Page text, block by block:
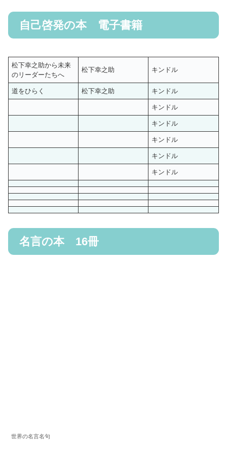
自己啓発の本 電子書籍
松下幸之助から未来
のリーダーたちへ
松下幸之助 キンドル
道をひらく 松下幸之助 キンドル
キンドル
キンドル
キンドル
キンドル
キンドル
名言の本 16冊
世界の名言名句